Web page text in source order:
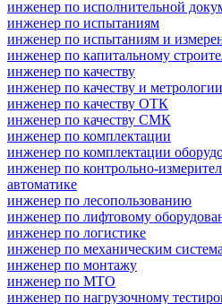
инженер по исполнительной
инженер по испытаниям
инженер по испытаниям и
инженер по капитальному
инженер по качеству
инженер по качеству и метрологии
инженер по качеству ОТК
инженер по качеству СМК
инженер по комплектации
инженер по комплектации
инженер по контрольно-
автоматике
инженер по лесопользованию
инженер по лифтовому
инженер по логистике
инженер по механическим
инженер по монтажу
инженер по МТО
инженер по нагрузочному